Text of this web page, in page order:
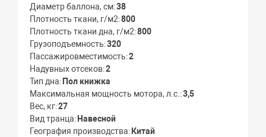
Диаметр баллона, см 38
Плотность ткани, г/м2 800
Плотность ткани дна, г/м2 800
Грузоподъемность 320
Пассажировместимость 2
Надувных отсеков 2
Тип дна Пол книжка
Максимальная мощность мотора, л.с. 3,5
Вес, кг 27
Вид транца Навесной
География производства Китай